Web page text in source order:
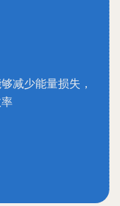
减少能量损失，